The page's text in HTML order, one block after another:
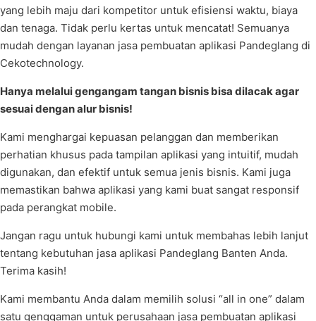
yang lebih maju dari kompetitor untuk efisiensi waktu, biaya
dan tenaga. Tidak perlu kertas untuk mencatat! Semuanya
mudah dengan layanan jasa pembuatan aplikasi Pandeglang di
Cekotechnology.
Hanya melalui gengangam tangan bisnis bisa dilacak agar
sesuai dengan alur bisnis!
Kami menghargai kepuasan pelanggan dan memberikan
perhatian khusus pada tampilan aplikasi yang intuitif, mudah
digunakan, dan efektif untuk semua jenis bisnis. Kami juga
memastikan bahwa aplikasi yang kami buat sangat responsif
pada perangkat mobile.
Jangan ragu untuk hubungi kami untuk membahas lebih lanjut
tentang kebutuhan jasa aplikasi Pandeglang Banten Anda.
Terima kasih!
Kami membantu Anda dalam memilih solusi “all in one” dalam
satu genggaman untuk perusahaan jasa pembuatan aplikasi